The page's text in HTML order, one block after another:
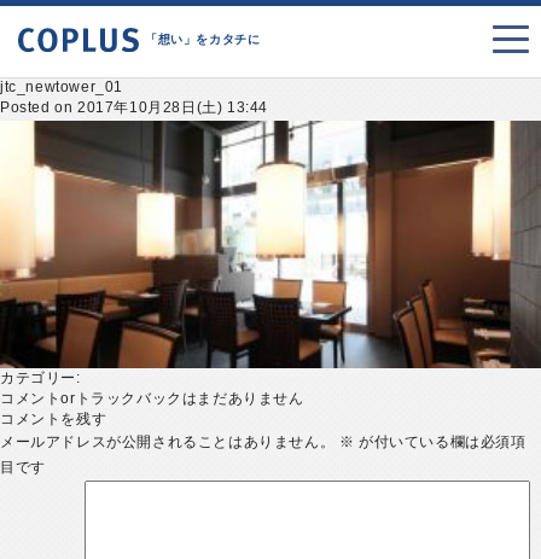
「想い」をカタチに
jtc_newtower_01
Posted on 2017年10月28日(土) 13:44
カテゴリー:
コメントorトラックバックはまだありません
コメントを残す
メールアドレスが公開されることはありません。
※ が付いている欄は必須項
目です